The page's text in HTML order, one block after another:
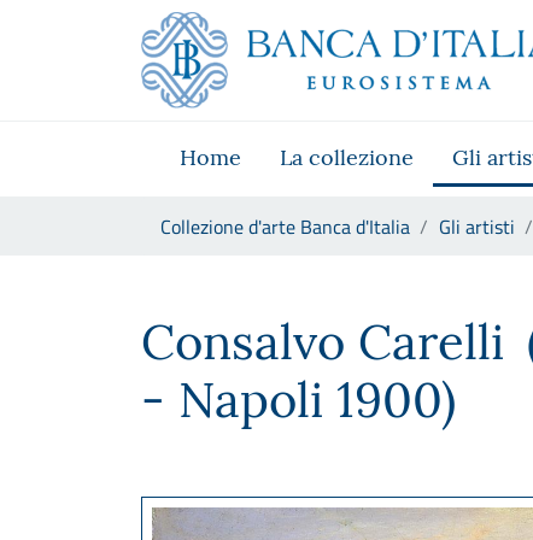
Skip to Main Content
Vai al sito istituzionale
Vai al menu di navigazione
Vai alla ricerca
Vai ai contenuti
Home La collezione Gli
Collezione d'arte Banca d'Italia Gli artisti
Consalvo Carelli
- Napoli 1900)